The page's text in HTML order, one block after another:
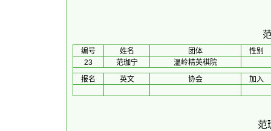
编号 姓名 团体
性别
23
范珈宁
温岭精英棋院
报名
英文 协会 加入
范